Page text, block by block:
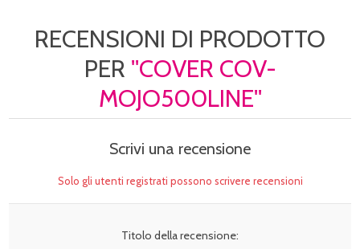
RECENSIONI DI PRODOTTO
PER COVER COV-
MOJO500LINE
Scrivi una recensione
Solo gli utenti registrati possono scrivere recensioni
Titolo della recensione: